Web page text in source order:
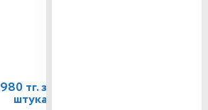
980 тг. за 1
штука